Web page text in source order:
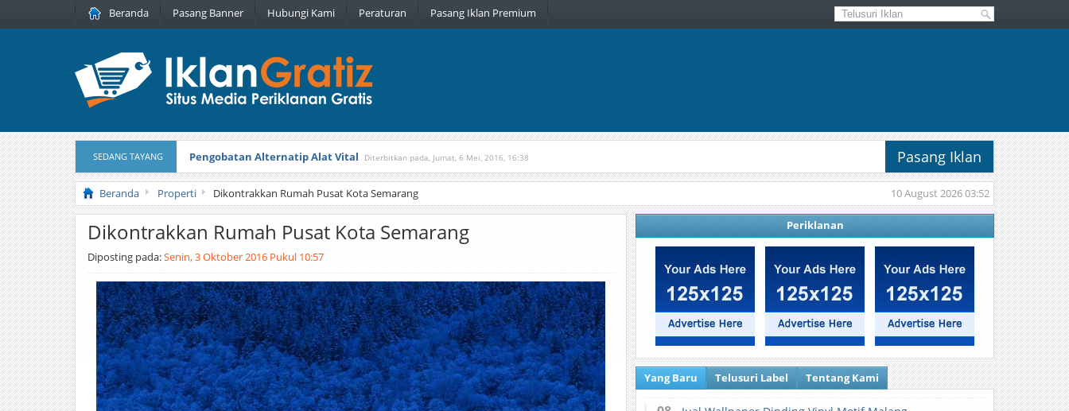
Beranda Pasang Banner Hubungi Kami Peraturan Pasang Iklan Premium
SEDANG TAYANG Pasang Iklan
Pengobatan Alternatip Alat Vital Diterbitkan pada, Jumat, 6 Mei, 2016, 16:38
Pita Cantik Pesona Diterbitkan pada, Kamis, 16 Februari, 2017, 21:34 10 August 2026 03:52
Beranda Properti Dikontrakkan Rumah Pusat Kota Semarang
Dikontrakkan Rumah Pusat Kota Semarang
Diposting pada:Senin, 3 Oktober 2016 Pukul 10:57
Periklanan
Yang Baru Telusuri Label Tentang Kami